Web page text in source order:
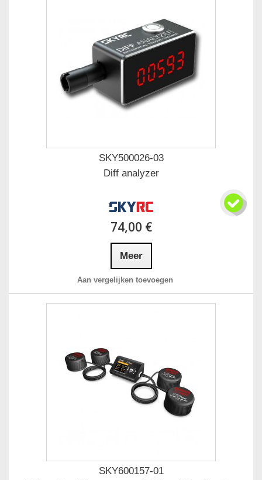
SKY500026-03
Diff analyzer
74,00 €
Meer
Aan vergelijken toevoegen
SKY600157-01